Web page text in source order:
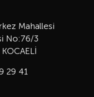
Mahallesi
No:76/3
29 41